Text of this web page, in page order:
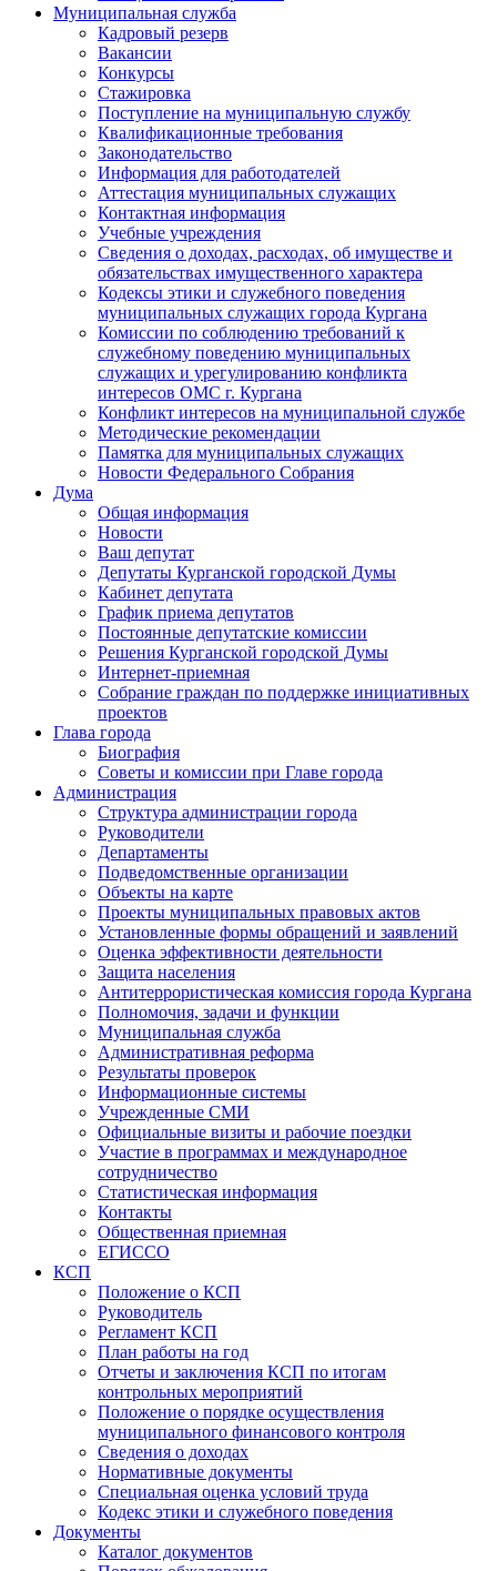
Муниципальная служба
Кадровый резерв
Вакансии
Конкурсы
Стажировка
Поступление на муниципальную службу
Квалификационные требования
Законодательство
Информация для работодателей
Аттестация муниципальных служащих
Контактная информация
Учебные учреждения
Сведения о доходах, расходах, об имуществе и
обязательствах имущественного характера
Кодексы этики и служебного поведения
муниципальных служащих города Кургана
Комиссии по соблюдению требований к
служебному поведению муниципальных
служащих и урегулированию конфликта
интересов ОМС г. Кургана
Конфликт интересов на муниципальной службе
Методические рекомендации
Памятка для муниципальных служащих
Новости Федерального Cобрания
Дума
Общая информация
Новости
Ваш депутат
Депутаты Курганской городской Думы
Кабинет депутата
График приема депутатов
Постоянные депутатские комиссии
Решения Курганской городской Думы
Интернет-приемная
Собрание граждан по поддержке инициативных
проектов
Глава города
Биография
Советы и комиссии при Главе города
Администрация
Структура администрации города
Руководители
Департаменты
Подведомственные организации
Объекты на карте
Проекты муниципальных правовых актов
Установленные формы обращений и заявлений
Оценка эффективности деятельности
Защита населения
Антитеррористическая комиссия города Кургана
Полномочия, задачи и функции
Муниципальная служба
Административная реформа
Результаты проверок
Информационные системы
Учрежденные СМИ
Официальные визиты и рабочие поездки
Участие в программах и международное
сотрудничество
Статистическая информация
Контакты
Общественная приемная
ЕГИССО
КСП
Положение о КСП
Руководитель
Регламент КСП
План работы на год
Отчеты и заключения КСП по итогам
контрольных мероприятий
Положение о порядке осуществления
муниципального финансового контроля
Сведения о доходах
Нормативные документы
Специальная оценка условий труда
Кодекс этики и служебного поведения
Документы
Каталог документов